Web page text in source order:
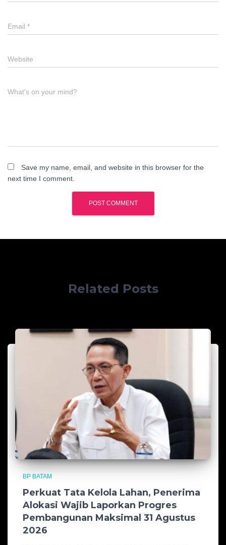
Email *
Website
What's on your mind?
Save my name, email, and website in this browser for the
next time I comment.
Related Posts
BP BATAM
Perkuat Tata Kelola Lahan, Penerima
Alokasi Wajib Laporkan Progres
Pembangunan Maksimal 31 Agustus
2026